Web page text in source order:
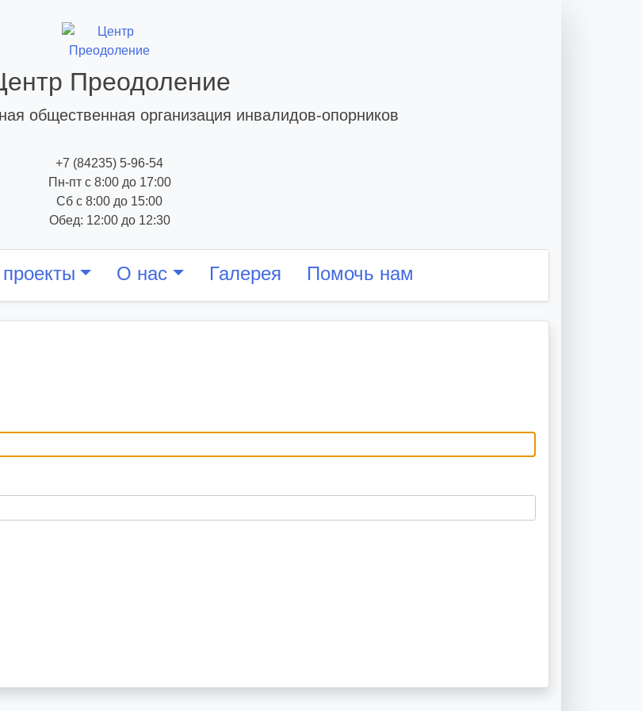
Преодоление
общественная организация инвалидов-опорников
+7 (84235) 5-96-54
Пн-пт с 8:00 до 17:00
Сб с 8:00 до 15:00
Обед: 12:00 до 12:30
О нас Галерея Помочь нам